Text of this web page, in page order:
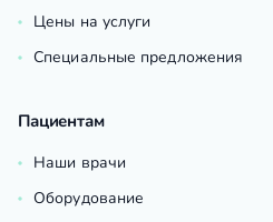
Цены на услуги
Специальные предложения
Пациентам
Наши врачи
Оборудование